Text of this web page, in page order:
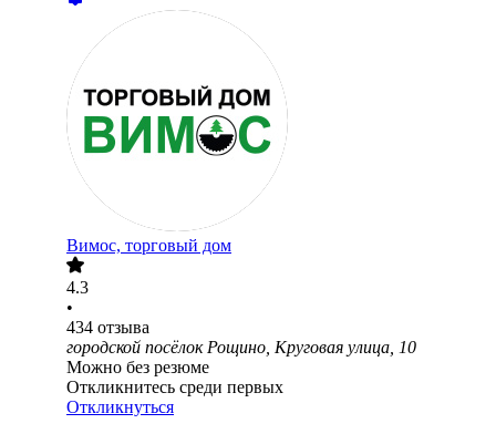
Вимос, торговый дом
4.3
•
434 отзыва
городской посёлок Рощино, Круговая улица, 10
Можно без резюме
Откликнитесь среди первых
Откликнуться